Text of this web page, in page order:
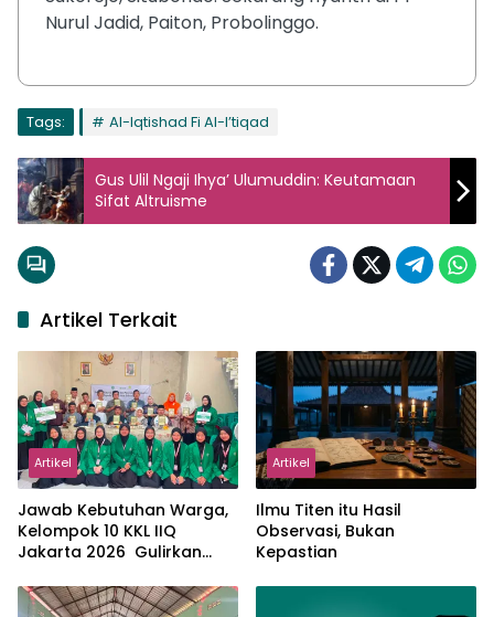
Nurul Jadid, Paiton, Probolinggo.
Tags: Al-Iqtishad Fi Al-I’tiqad
Gus Ulil Ngaji Ihya’ Ulumuddin: Keutamaan
Sifat Altruisme
Artikel Terkait
Artikel
Jawab Kebutuhan Warga,
Kelompok 10 KKL IIQ
Jakarta 2026 Gulirkan
Sukamanah
Artikel
Ilmu Titen itu Hasil
Observasi, Bukan
Kepastian